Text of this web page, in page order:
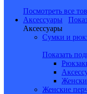
Посмотреть все
Аксессуары
Аксессуары
Сумки и
Показать
Женские